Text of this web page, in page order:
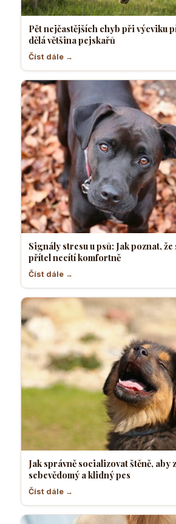
Pět nejčastějších chyb při výcviku
dělá většina pejskařů
Číst dále →
Signály stresu u psů: Jak poznat,
přítel necítí komfortně
Číst dále →
Jak správně socializovat štěně, aby
sebevědomý a klidný pes
Číst dále →